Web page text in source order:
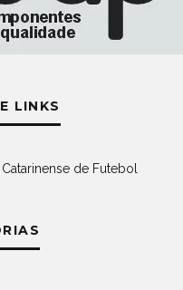
LINKS
de Futebol